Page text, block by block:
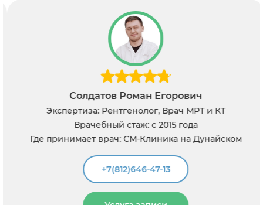
Солдатов Роман Егорович
Экспертиза: Рентгенолог, Врач МРТ и КТ
Врачебный стаж: с 2015 года
Где принимает врач: СМ-Клиника на Дунайском
+7(812)646-47-13